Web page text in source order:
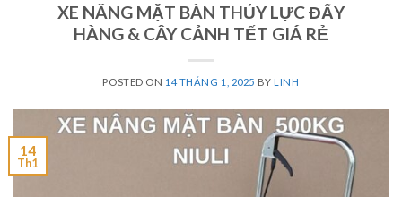
XE NÂNG MẶT BÀN THỦY LỰC ĐẨY
HÀNG & CÂY CẢNH TẾT GIÁ RẺ
POSTED ON 14 THÁNG 1, 2025 BYLINH
14
Th1